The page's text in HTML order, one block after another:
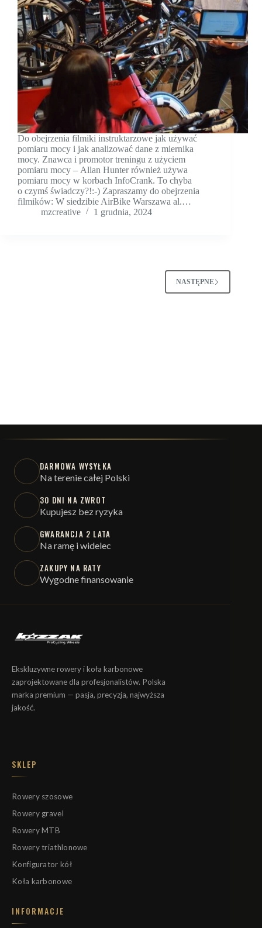
Do obejrzenia filmiki instruktarzowe jak używać
pomiaru mocy i jak analizować dane z miernika
mocy. Znawca i promotor treningu z użyciem
pomiaru mocy – Allan Hunter również używa
pomiaru mocy w korbach InfoCrank. To chyba
o czymś świadczy?!:-) Zapraszamy do obejrzenia
filmików: W siedzibie AirBike Warszawa al.…
mzcreative
1 grudnia, 2024
NASTĘPNE
DARMOWA WYSYŁKA
Na terenie całej Polski
30 DNI NA ZWROT
Kupujesz bez ryzyka
GWARANCJA 2 LATA
Na ramę i widelec
ZAKUPY NA RATY
Wygodne finansowanie
Ekskluzywne rowery i koła karbonowe
zaprojektowane dla profesjonalistów. Polska
marka premium — pasja, precyzja, najwyższa
jakość.
SKLEP
Rowery szosowe
Rowery gravel
Rowery MTB
Rowery triathlonowe
Konfigurator kół
Koła karbonowe
INFORMACJE